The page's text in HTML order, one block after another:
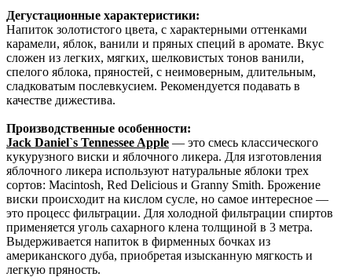
Дегустационные характеристики:
Напиток золотистого цвета, с характерными оттенками
карамели, яблок, ванили и пряных специй в аромате. Вкус
сложен из легких, мягких, шелковистых тонов ванили,
спелого яблока, пряностей, с неимоверным, длительным,
сладковатым послевкусием. Рекомендуется подавать в
качестве дижестива.
Производственные особенности:
Jack Daniel`s Tennessee Apple — это смесь классического
кукурузного виски и яблочного ликера. Для изготовления
яблочного ликера используют натуральные яблоки трех
сортов: Macintosh, Red Delicious и Granny Smith. Брожение
виски происходит на кислом сусле, но самое интересное —
это процесс фильтрации. Для холодной фильтрации спиртов
применяется уголь сахарного клена толщиной в 3 метра.
Выдерживается напиток в фирменных бочках из
американского дуба, приобретая изысканную мягкость и
легкую пряность.